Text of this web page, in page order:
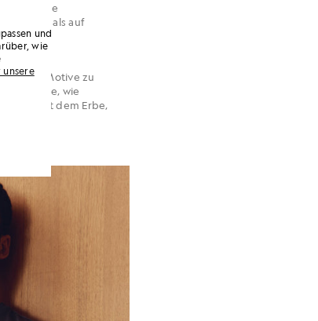
Details als auf
dessen Motive zu
Weise, wie
mit dem Erbe,
und
wie
unsere